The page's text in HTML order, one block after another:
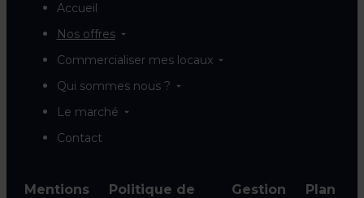
Accueil
Nos offres
Commercialiser mes locaux
Qui sommes nous ?
Le marché
Contact
Mentions
Politique de
Gestion
Plan